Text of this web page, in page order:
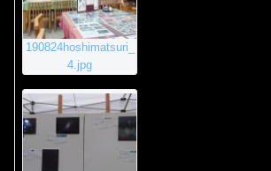
190824hoshimatsuri_
4.jpg